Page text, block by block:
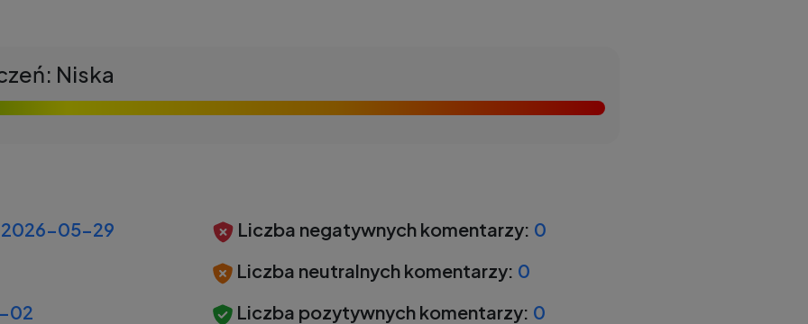
Niska
2026-05-29
02
Liczba negatywnych komentarzy: 0
Liczba neutralnych komentarzy: 0
Liczba pozytywnych komentarzy: 0